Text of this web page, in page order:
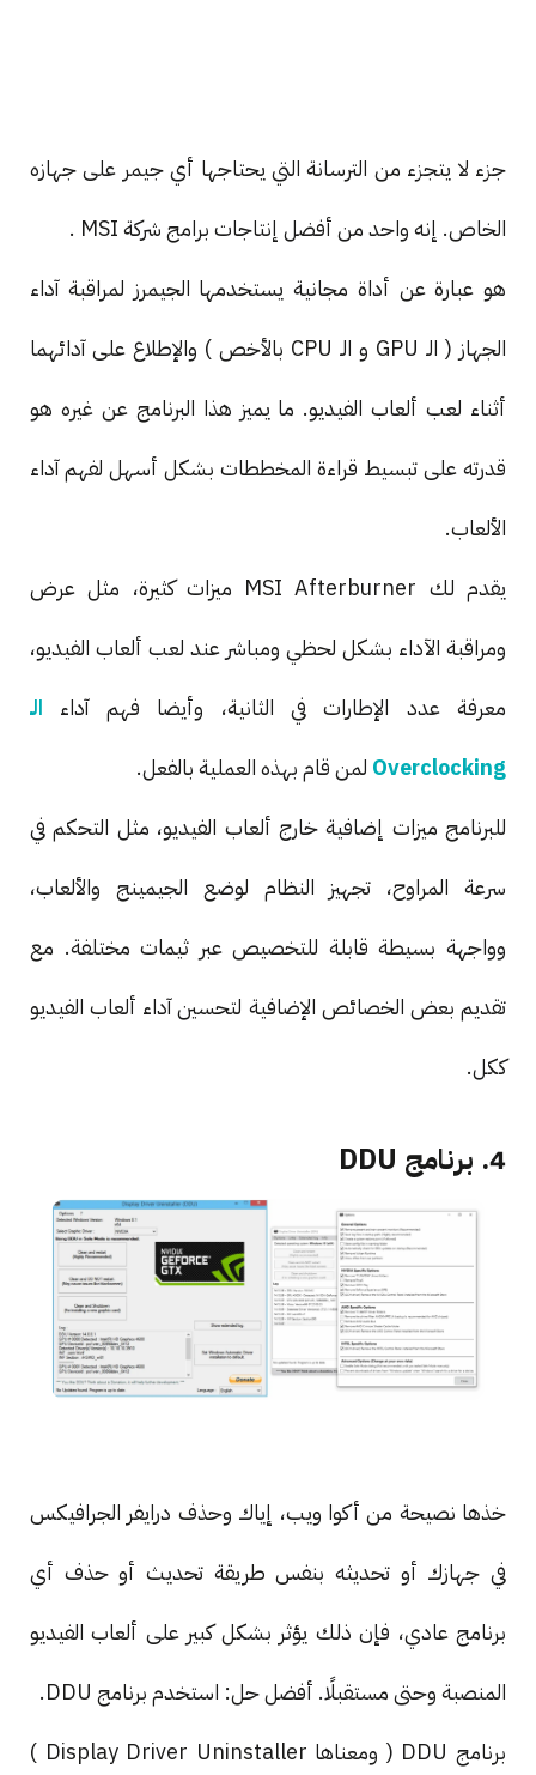
جزء لا يتجزء من الترسانة التي يحتاجها أي جيمر على جهازه
الخاص. إنه واحد من أفضل إنتاجات برامج شركة MSI .
هو عبارة عن أداة مجانية يستخدمها الجيمرز لمراقبة آداء
الجهاز ( الـ GPU و الـ CPU بالأخص ) والإطلاع على آدائهما
أثناء لعب ألعاب الفيديو. ما يميز هذا البرنامج عن غيره هو
قدرته على تبسيط قراءة المخططات بشكل أسهل لفهم آداء
الألعاب.
يقدم لك MSI Afterburner ميزات كثيرة، مثل عرض
ومراقبة الآداء بشكل لحظي ومباشر عند لعب ألعاب الفيديو،
معرفة عدد الإطارات في الثانية، وأيضا فهم آداء الـ
Overclocking لمن قام بهذه العملية بالفعل.
للبرنامج ميزات إضافية خارج ألعاب الفيديو، مثل التحكم في
سرعة المراوح، تجهيز النظام لوضع الجيمينج والألعاب،
وواجهة بسيطة قابلة للتخصيص عبر ثيمات مختلفة. مع
تقديم بعض الخصائص الإضافية لتحسين آداء ألعاب الفيديو
ككل.
4. برنامج DDU
خذها نصيحة من أكوا ويب، إياك وحذف درايفر الجرافيكس
في جهازك أو تحديثه بنفس طريقة تحديث أو حذف أي
برنامج عادي، فإن ذلك يؤثر بشكل كبير على ألعاب الفيديو
المنصبة وحتى مستقبلًا. أفضل حل: استخدم برنامج DDU.
برنامج DDU ( ومعناها Display Driver Uninstaller )